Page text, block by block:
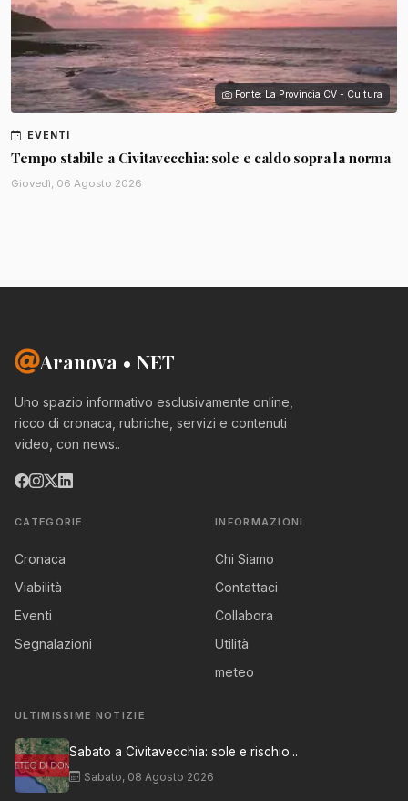
Fonte: La Provincia CV - Cultura
EVENTI
Tempo stabile a Civitavecchia: sole e caldo sopra la norma
Giovedì, 06 Agosto 2026
Aranova • NET
Uno spazio informativo esclusivamente online,
ricco di cronaca, rubriche, servizi e contenuti
video, con news..
CATEGORIE
Cronaca
Viabilità
Eventi
Segnalazioni
INFORMAZIONI
Chi Siamo
Contattaci
Collabora
Utilità
meteo
ULTIMISSIME NOTIZIE
Sabato a Civitavecchia: sole e rischio...
Sabato, 08 Agosto 2026